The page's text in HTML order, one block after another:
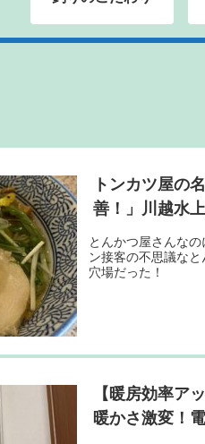
トンカツ屋の
善！」川越水
とんかつ屋さんな
ン接客の不思議な
穴場だった！
【暖房効率ア
暖かさ激変！